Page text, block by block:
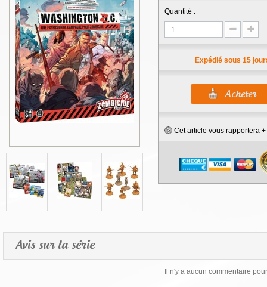
Quantité :
Expédié sous 15
Cet article vous rapportera +
Avis sur la série
Il n'y a aucun commentaire